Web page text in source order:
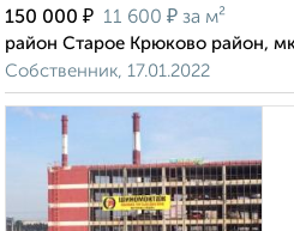
150 000 ₽ 11 600 ₽ за м²
район Старое Крюково район,
Собственник, 17.01.2022